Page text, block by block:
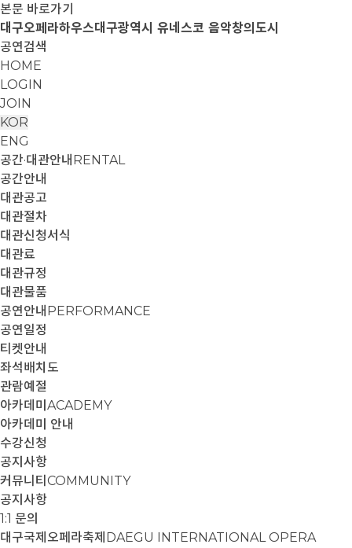
본문 바로가기
대구오페라하우스대구광역시 유네스코 음악창의도시
공연검색
HOME
LOGIN
JOIN
KOR
ENG
공간·대관안내 RENTAL
공간안내
대관공고
대관절차
대관신청서식
대관료
대관규정
대관물품
공연안내 PERFORMANCE
공연일정
티켓안내
좌석배치도
관람예절
아카데미 ACADEMY
아카데미 안내
수강신청
공지사항
커뮤니티 COMMUNITY
공지사항
1:1 문의
대구국제오페라축제 DAEGU INTERNATIONAL OPERA